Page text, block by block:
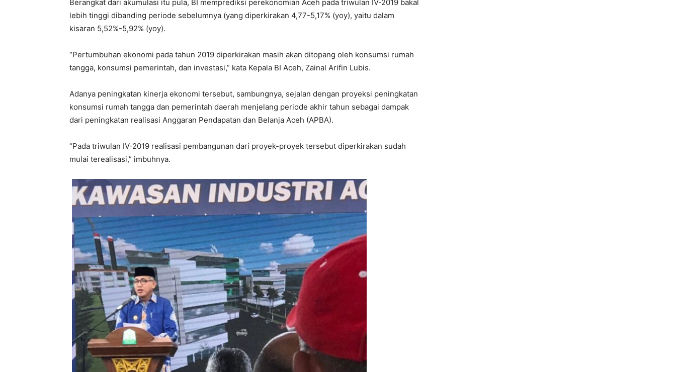
Berangkat dari akumulasi itu pula, BI memprediksi perekonomian Aceh pada triwulan IV-2019 bakal
lebih tinggi dibanding periode sebelumnya (yang diperkirakan 4,77-5,17% (yoy), yaitu dalam
kisaran 5,52%-5,92% (yoy).
“Pertumbuhan ekonomi pada tahun 2019 diperkirakan masih akan ditopang oleh konsumsi rumah
tangga, konsumsi pemerintah, dan investasi,” kata Kepala BI Aceh, Zainal Arifin Lubis.
Adanya peningkatan kinerja ekonomi tersebut, sambungnya, sejalan dengan proyeksi peningkatan
konsumsi rumah tangga dan pemerintah daerah menjelang periode akhir tahun sebagai dampak
dari peningkatan realisasi Anggaran Pendapatan dan Belanja Aceh (APBA).
“Pada triwulan IV-2019 realisasi pembangunan dari proyek-proyek tersebut diperkirakan sudah
mulai terealisasi,” imbuhnya.